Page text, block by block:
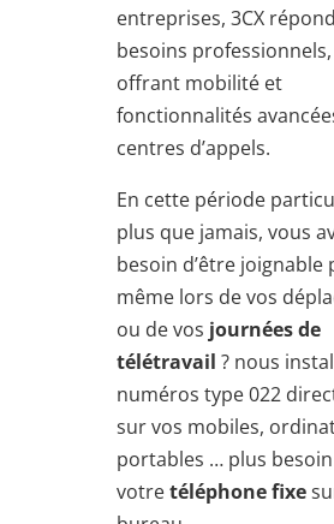
entreprises, 3CX
besoins
offrant mobilité et
fonctionnalités
centres d’appels.
En cette période
plus que jamais, vous
besoin d’être
même lors de vos
ou de vos journées de
télétravail ? nous
numéros type 022
sur vos mobiles,
portables … plus besoin
votretéléphone fixe